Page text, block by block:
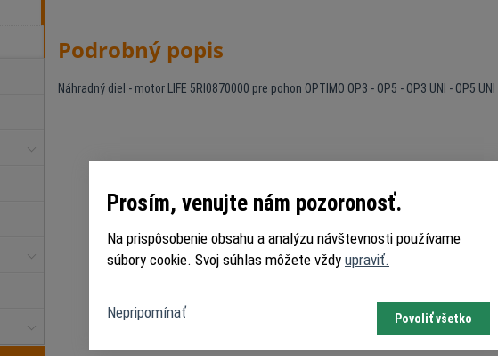
Podrobný popis
Náhradný diel - motor LIFE 5RI0870000 pre pohon OPTIMO OP3 - OP5 - OP3 UNI - OP5 UNI
Prosím, venujte nám pozoronosť.
Na prispôsobenie obsahu a analýzu návštevnosti používame
súbory cookie. Svoj súhlas môžete vždy upraviť.
Nepripomínať Povoliť všetko